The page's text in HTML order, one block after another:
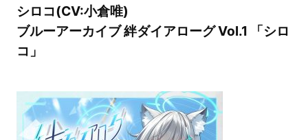
シロコ(CV:小倉唯)
ブルーアーカイブ 絆ダイアローグ Vol.1 「シロ
コ」